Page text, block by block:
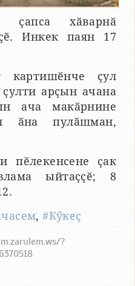
ҫапса хӑварнӑ
Инкек паян 17
картишӗнче ҫул
арҫын ачана
ача макӑрнине
ӑна пулӑшман,
пӗлекенсене ҫак
ыйтаҫҫӗ; 8
,#Кӳкеҫ
?